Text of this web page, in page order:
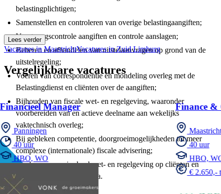
belastingplichtigen;
Samenstellen en controleren van overige belastingaangiften;
Voortgangscontrole aangiften en controle aanslagen;
Beheren en afhandelen van uitstelaanvragen op grond van de
uitstelregeling;
Voeren van correspondentie en mondeling overleg met de
Belastingdienst en cliënten over de aangiften;
Bijhouden van fiscale wet- en regelgeving, waaronder
voorbereiden van en actieve deelname aan wekelijks
vaktechnisch overleg;
Bij gebleken competentie, doorgroeimogelijkheden tot meer
complexe (internationale) fiscale advisering;
Analyseren van invloed wet- en regelgeving op cliënten en
opstellen cliënt memoranda.
Lees verder
Vacatures in MaastrichtVacatures in Zuid Limburg
Vergelijkbare vacatures
Financieel Manager
Panningen
40 uur
HBO, WO
Finance &
40 uur
HBO,
€ 2.650,-